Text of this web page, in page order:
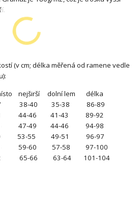
(v cm; délka měřená od ramene vedle
nejširší dolní lem délka
38-40 35-38 86-89
46 41-43 89-92
49 44-46 94-98
55 49-51 96-97
59-60 57-58 97-100
65-66 63-64 101-104